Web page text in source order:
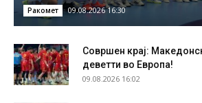
Ракомет 09.08.2026 16:30
Совршен крај:
деветти во Европа!
09.08.2026 16:02